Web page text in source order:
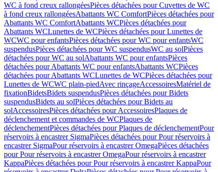
WC à fond creux rallongéesPièces détachées pour Cuvettes de WC
à fond creux rallongéesAbattants WC ComfortPièces détachées pour
Abattants WC ComfortAbattants WCPièces détachées pour
Abattants WCLunettes de WCPièces détachées pour Lunettes de
WCWC pour enfantsPièces détachées pour WC pour enfantsWC
suspendusPièces détachées pour WC suspendusWC au solPièces
détachées pour WC au solAbattants WC pour enfantsPièces
détachées pour Abattants WC pour enfantsAbattants WCPièces
détachées pour Abattants WCLunettes de WCPièces détachées pour
Lunettes de WCWC plain-piedAvec rinçageAccessoiresMatériel de
fixationBidetsBidets suspendusPièces détachées pour Bidets
suspendusBidets au solPièces détachées pour Bidets au
solAccessoiresPièces détachées pour AccessoiresPlaques de
déclenchement et commandes de WCPlaques de
déclenchementPièces détachées pour Plaques de déclenchementPour
réservoirs à encastrer SigmaPièces détachées pour Pour réservoirs à
encastrer SigmaPour réservoirs à encastrer OmegaPièces détachées
pour Pour réservoirs à encastrer OmegaPour réservoirs à encastrer
KappaPièces détachées pour Pour réservoirs à encastrer KappaPour